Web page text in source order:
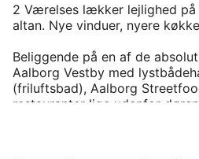
2 Værelses lækker lejlighed
altan. Nye vinduer, nyere
Beliggende på en af de
Aalborg Vestby med
(friluftsbad), Aalborg
restauranter lige udenfor